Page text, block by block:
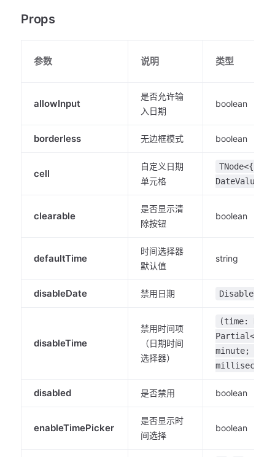
Props
参数 说明 类型
allowInput
是否允许输
入日期
boolean
borderless 无边框模式 boolean
cell
自定义日期
单元格
TNode<{
DateValue }>
clearable
是否显示清
除按钮
boolean
defaultTime
时间选择器
默认值
string
disableDate 禁用日期 DisableDate
disableTime
禁用时间项
（日期时间
选择器）
(time:
Partial<{
minute;
millisecond
disabled 是否禁用 boolean
enableTimePicker
是否显示时
间选择
boolean